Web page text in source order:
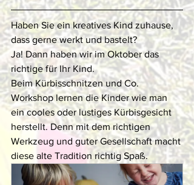
Haben Sie ein kreatives Kind zuhause,
dass gerne werkt und bastelt?
Ja! Dann haben wir im Oktober das
richtige für Ihr Kind.
Beim Kürbisschnitzen und Co.
Workshop lernen die Kinder wie man
ein cooles oder lustiges Kürbisgesicht
herstellt. Denn mit dem richtigen
Werkzeug und guter Gesellschaft macht
diese alte Tradition richtig Spaß.